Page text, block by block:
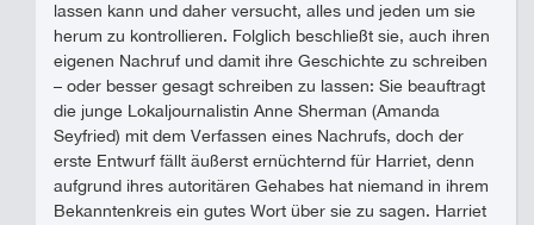
lassen kann und daher versucht, alles und jeden um sie
herum zu kontrollieren. Folglich beschließt sie, auch ihren
eigenen Nachruf und damit ihre Geschichte zu schreiben
– oder besser gesagt schreiben zu lassen: Sie beauftragt
die junge Lokaljournalistin Anne Sherman (Amanda
Seyfried) mit dem Verfassen eines Nachrufs, doch der
erste Entwurf fällt äußerst ernüchternd für Harriet, denn
aufgrund ihres autoritären Gehabes hat niemand in ihrem
Bekanntenkreis ein gutes Wort über sie zu sagen. Harriet